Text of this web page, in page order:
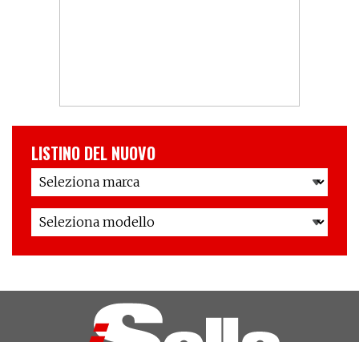
LISTINO DEL NUOVO